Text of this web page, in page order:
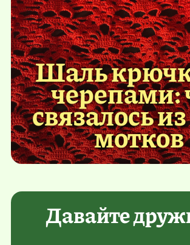
Шаль
черепами:
связалось
мотков
Давайте